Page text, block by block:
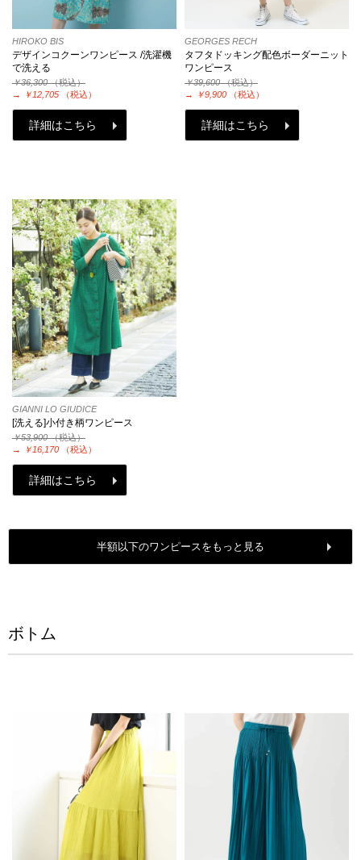
HIROKO BIS
デザインコクーンワンピース /洗濯機
で洗える
￥36,300（税込）
→
￥12,705 （税込）
詳細はこちら
GEORGES RECH
タフタドッキング配色ボーダーニット
ワンピース
￥39,600（税込）
→
￥9,900 （税込）
詳細はこちら
GIANNI LO GIUDICE
[洗える]小付き柄ワンピース
￥53,900（税込）
→
￥16,170 （税込）
詳細はこちら
半額以下のワンピースをもっと見る
ボトム